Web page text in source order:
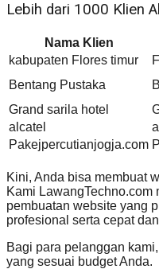
Lebih dari 1000 Klien
Nama Klien
kabupaten Flores timur
Bentang Pustaka
Grand sarila hotel
alcatel
Pakejpercutianjogja.com
Kini, Anda bisa membuat
Kami LawangTechno.com
pembuatan website yang
profesional serta cepat
Bagi para pelanggan
yang sesuai budget Anda.